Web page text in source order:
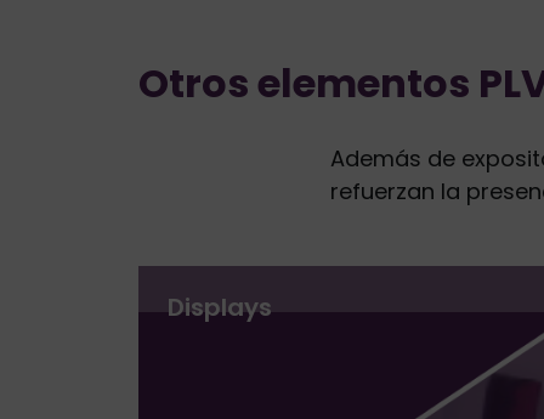
Otros elementos
Además de
refuerzan la
Displays